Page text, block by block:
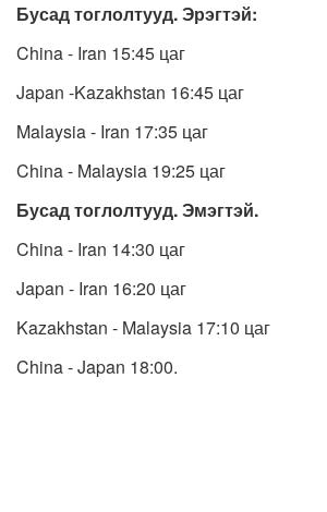
Бусад тоглолтууд. Эрэгтэй:
China - Iran 15:45 цаг
Japan -Kazakhstan 16:45 цаг
Malaysia - Iran 17:35 цаг
China - Malaysia 19:25 цаг
Бусад тоглолтууд. Эмэгтэй.
China - Iran 14:30 цаг
Japan - Iran 16:20 цаг
Kazakhstan - Malaysia 17:10 цаг
China - Japan 18:00.